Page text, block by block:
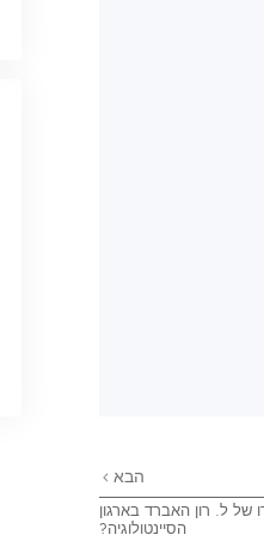
הבא
של ל. רון האברד בארגון
הסיינטולוגיה?